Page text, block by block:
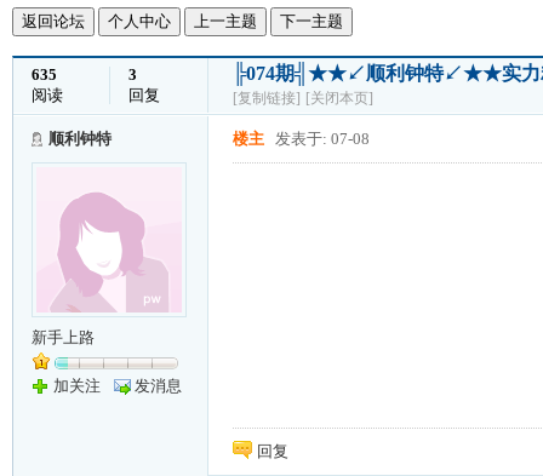
返回论坛 个人中心 上一主题 下一主题
635
阅读
3
回复
╠074期╣★★↙顺利钟特↙★★实力
[复制链接] [关闭本页]
顺利钟特
新手上路
加关注 发消息
楼主 发表于: 07-08
回复